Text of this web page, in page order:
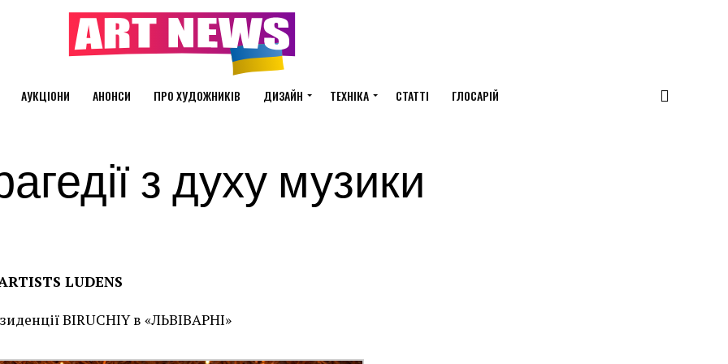
АУКЦІОНИ АНОНСИ ПРО ХУДОЖНИКІВ ДИЗАЙН ТЕХНІКА СТАТТІ ГЛОСАРІЙ
з духу музики
LUDENS
BIRUCHIY в «ЛЬВІВАРНІ»